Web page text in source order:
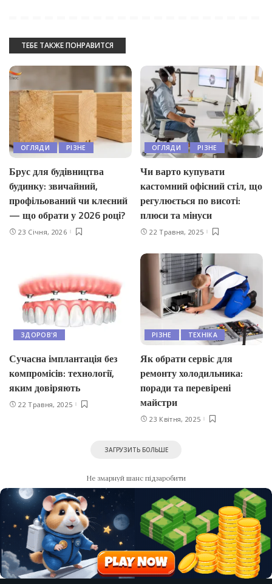
ТЕБЕ ТАКЖЕ ПОНРАВИТСЯ
ОГЛЯДИ РІЗНЕ
Брус для будівництва
будинку: звичайний,
профільований чи клеєний
— що обрати у 2026 році?
23 Січня, 2026
ОГЛЯДИ РІЗНЕ
Чи варто купувати
кастомний офісний стіл, що
регулюється по висоті:
плюси та мінуси
22 Травня, 2025
ЗДОРОВ'Я
Сучасна імплантація без
компромісів: технології,
яким довіряють
22 Травня, 2025
РІЗНЕ ТЕХНІКА
Як обрати сервіс для
ремонту холодильника:
поради та перевірені
майстри
23 Квітня, 2025
ЗАГРУЗИТЬ БОЛЬШЕ
Не змарнуй шанс підзаробити